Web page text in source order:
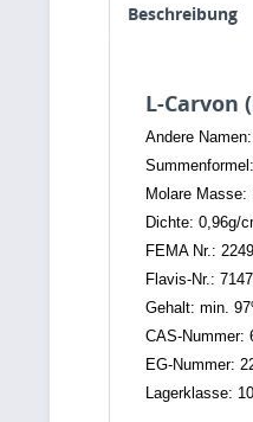
Beschreibung
L-Carvon
Andere
Molare Masse:
Dichte: 0,96g/
FEMA Nr.: 2249
Flavis-Nr.: 7147
Gehalt: min.
CAS-Nummer:
EG-Nummer:
Lagerklasse: